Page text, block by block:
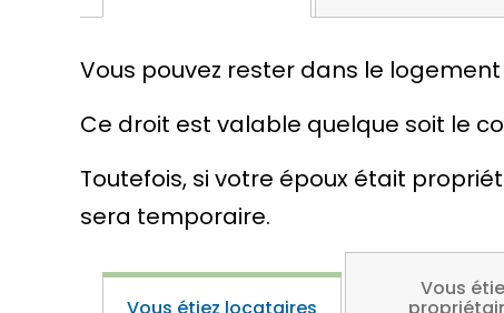
Vous pouvez rester dans le logement
Ce droit est valable quelque soit le
Toutefois, si votre époux était
sera temporaire.
Vous